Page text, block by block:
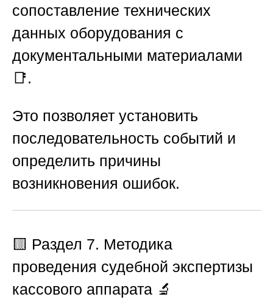
сопоставление технических
данных оборудования с
документальными материалами
📑.
Это позволяет установить
последовательность событий и
определить причины
возникновения ошибок.
🟨 Раздел 7. Методика
проведения судебной экспертизы
кассового аппарата 🔬